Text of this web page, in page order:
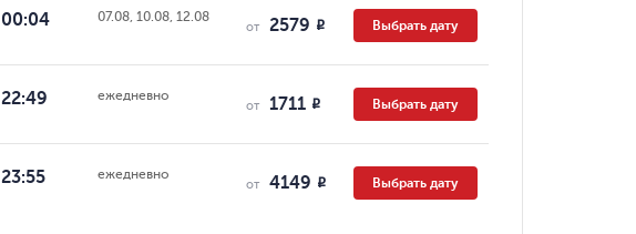
00:04 07.08, 10.08, 12.08
от 2579 R Выбрать дату
22:49 ежедневно
от 1711 R Выбрать дату
23:55 ежедневно
от 4149 R Выбрать дату